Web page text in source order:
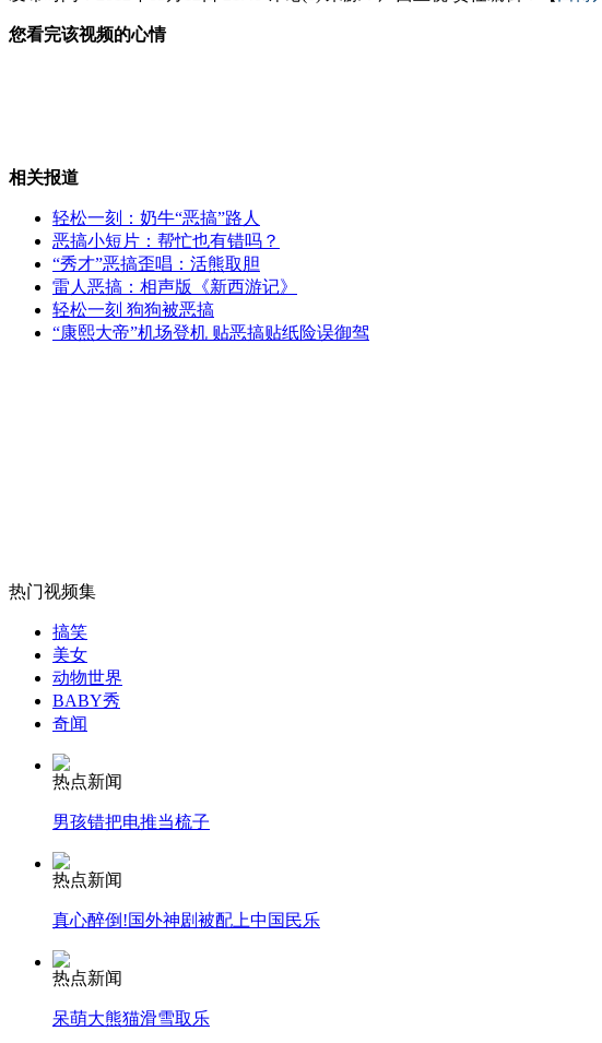
优酷土豆宣布合并 土豆将退市
菲律宾建"车轮上的幼儿园"缓解拥挤
女孩北京地铁殴打老人 痛下狠手拳打脚踢
无痛分娩是否安全 医生回应
外交部：有关国家言论片面不公正
安徽一实载49人客车翻车
您看完该视频的心情
相关报道
轻松一刻：奶牛“恶搞”路人
恶搞小短片：帮忙也有错吗？
“秀才”恶搞歪唱：活熊取胆
雷人恶搞：相声版《新西游记》
轻松一刻 狗狗被恶搞
“康熙大帝”机场登机 贴恶搞贴纸险误御驾
热门视频集
搞笑
美女
动物世界
BABY秀
奇闻
热点新闻
男孩错把电推当梳子
热点新闻
真心醉倒!国外神剧被配上中国民乐
热点新闻
呆萌大熊猫滑雪取乐